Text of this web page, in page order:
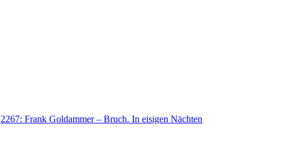
2267: Frank Goldammer – Bruch. In eisigen Nächten